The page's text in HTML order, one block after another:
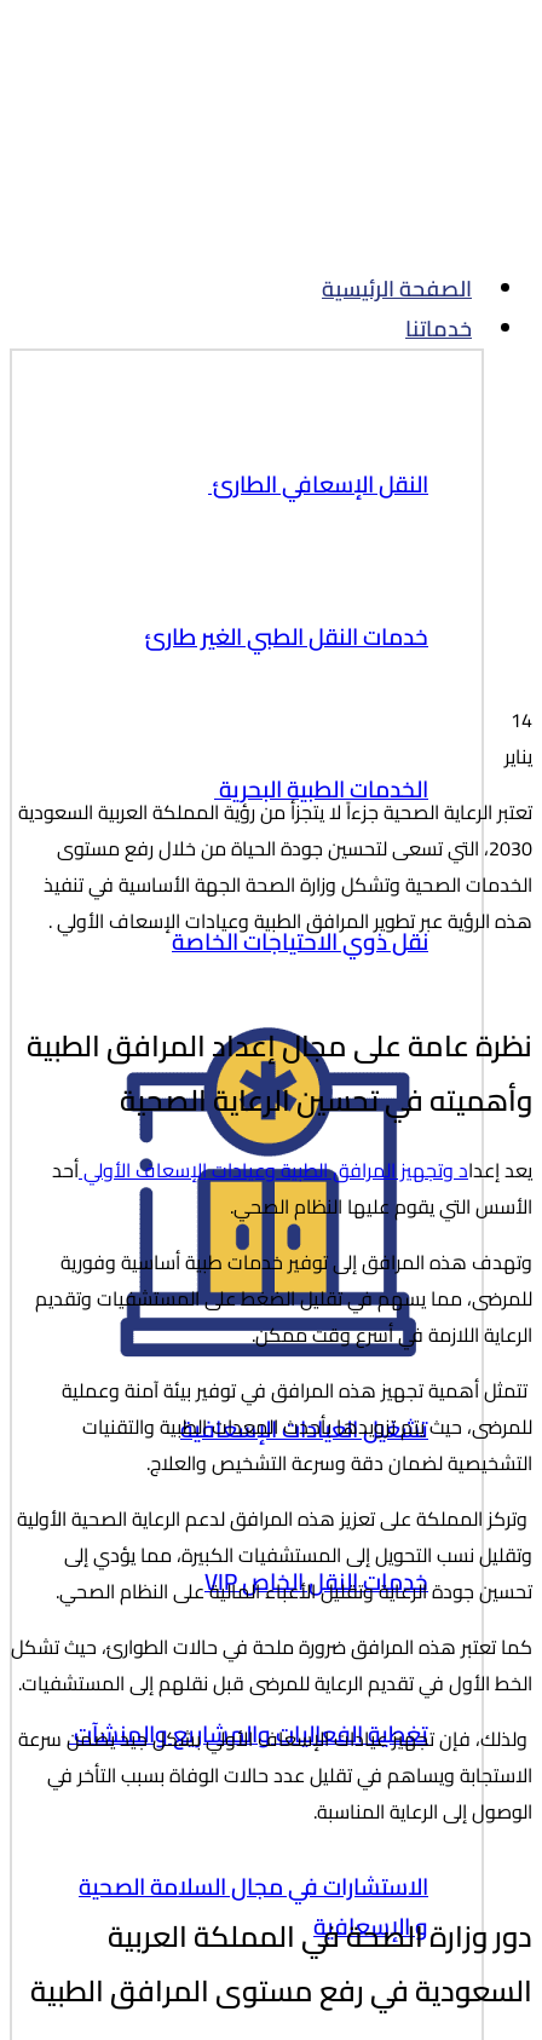
الصفحة الرئيسية
خدماتنا
النقل الإسعافي الطارئ
خدمات النقل الطبي الغير طارئ
الخدمات الطبية البحرية
نقل ذوي الاحتياجات الخاصة
تشغيل العيادات الإسعافية
خدمات النقل الخاص VIP
تغطية الفعاليات والمشاريع والمنشآت
الاستشارات في مجال السلامة الصحية
و الإسعافية
14
يناير
تعتبر الرعاية الصحية جزءاً لا يتجزأ من رؤية المملكة العربية السعودية
2030، التي تسعى لتحسين جودة الحياة من خلال رفع مستوى
الخدمات الصحية وتشكل وزارة الصحة الجهة الأساسية في تنفيذ
هذه الرؤية عبر تطوير المرافق الطبية وعيادات الإسعاف الأولي .
نظرة عامة على مجال إعداد المرافق الطبية
وأهميته في تحسين الرعاية الصحية
يعد إعداد وتجهيز المرافق الطبية وعيادات الإسعاف الأوليأحد
الأسس التي يقوم عليها النظام الصحي.
وتهدف هذه المرافق إلى توفير خدمات طبية أساسية وفورية
للمرضى، مما يسهم في تقليل الضغط على المستشفيات وتقديم
الرعاية اللازمة في أسرع وقت ممكن.
تتمثل أهمية تجهيز هذه المرافق في توفير بيئة آمنة وعملية
للمرضى، حيث يتم تزويدها بأحدث المعدات الطبية والتقنيات
التشخيصية لضمان دقة وسرعة التشخيص والعلاج.
وتركز المملكة على تعزيز هذه المرافق لدعم الرعاية الصحية الأولية
وتقليل نسب التحويل إلى المستشفيات الكبيرة، مما يؤدي إلى
تحسين جودة الرعاية وتقليل الأعباء المالية على النظام الصحي.
كما تعتبر هذه المرافق ضرورة ملحة في حالات الطوارئ، حيث تشكل
الخط الأول في تقديم الرعاية للمرضى قبل نقلهم إلى المستشفيات.
ولذلك، فإن تجهيز عيادات الإسعاف الأولي بشكل جيد يضمن سرعة
الاستجابة ويساهم في تقليل عدد حالات الوفاة بسبب التأخر في
الوصول إلى الرعاية المناسبة.
دور وزارة الصحة في المملكة العربية
السعودية في رفع مستوى المرافق الطبية